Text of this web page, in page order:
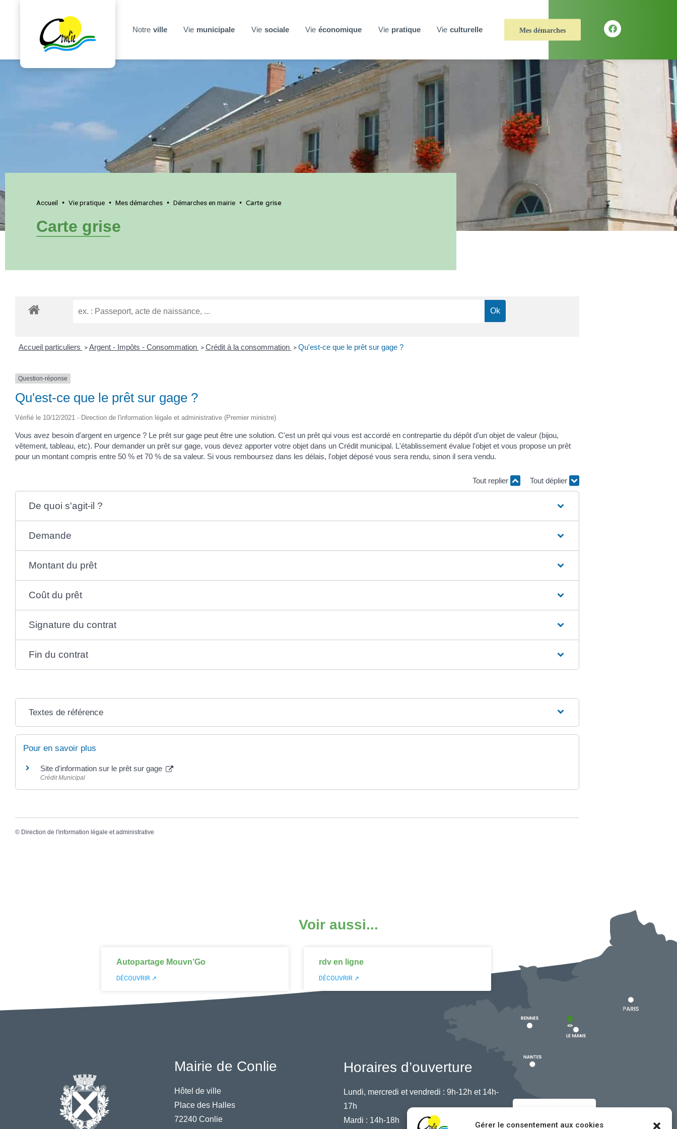
Gérer le consentement aux cookies
Notre ville Vie municipale Vie sociale Vie économique Vie pratique Vie culturelle Mes démarches
Accueil • Vie pratique • Mes démarches • Démarches en mairie • Carte grise
Carte grise
Accueil particuliers > Argent - Impôts - Consommation > Crédit à la consommation > Qu'est-ce que le prêt sur gage ?
Question-réponse
Qu'est-ce que le prêt sur gage ?
Vérifié le 10/12/2021 - Direction de l'information légale et administrative (Premier ministre)
Vous avez besoin d'argent en urgence ? Le prêt sur gage peut être une solution. C'est un prêt qui vous est accordé en contrepartie du dépôt d'un objet de valeur (bijou,
vêtement, tableau, etc). Pour demander un prêt sur gage, vous devez apporter votre objet dans un Crédit municipal. L'établissement évalue l'objet et vous propose un prêt
pour un montant compris entre 50 % et 70 % de sa valeur. Si vous remboursez dans les délais, l'objet déposé vous sera rendu, sinon il sera vendu.
Tout replier Tout déplier
De quoi s'agit-il ?
Demande
Montant du prêt
Coût du prêt
Signature du contrat
Fin du contrat
Textes de référence
Pour en savoir plus
Site d'information sur le prêt sur gage
Crédit Municipal
© Direction de l'information légale et administrative
Voir aussi...
Autopartage Mouvn’Go
DÉCOUVRIR ↗
rdv en ligne
DÉCOUVRIR ↗
Mairie de Conlie
Hôtel de ville
Place des Halles
72240 Conlie
Horaires d’ouverture
Lundi, mercredi et vendredi : 9h-12h et 14h-
17h
Mardi : 14h-18h